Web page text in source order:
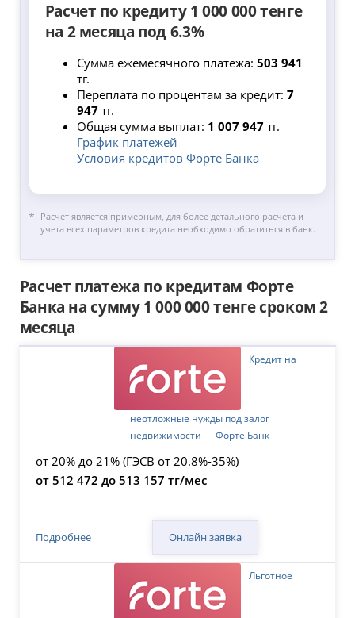
Расчет по кредиту 1 000 000 тенге
на 2 месяца под 6.3%
Сумма ежемесячного платежа: 503 941
тг.
Переплата по процентам за кредит: 7
947тг.
Общая сумма выплат: 1 007 947тг.
График платежей
Условия кредитов Форте Банка
Расчет является примерным, для более детального расчета и
учета всех параметров кредита необходимо обратиться в банк.
Расчет платежа по кредитам Форте
Банка на сумму 1 000 000 тенге сроком 2
месяца
Кредит на
неотложные нужды под залог
недвижимости — Форте Банк
от 20% до 21% (ГЭСВ от 20.8%-35%)
от 512 472 до 513 157 тг/мес
Подробнее Онлайн заявка
Льготное